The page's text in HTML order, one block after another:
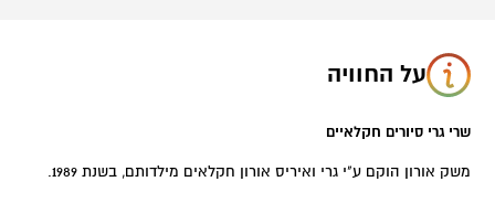
על החוויה
שרי גרי סיורים חקלאיים
משק אורון הוקם ע"י גרי ואיריס אורון חקלאים מילדותם, בשנת 1989.